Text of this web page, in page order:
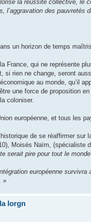
la réussite collective, le
l’aggravation des
un horizon de temps
France, qui ne représente
si rien ne change, seront
au monde, qu’il
une force de proposition
coloniser.
européenne, et tous les
de se réaffirmer sur
Moisés Naïm,
serait pire pour tout le monde
européenne
»
lorgn